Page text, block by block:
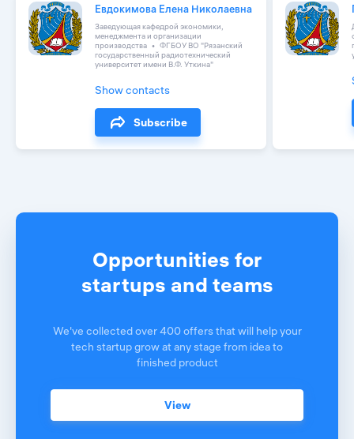
Евдокимова Елена Николаевна
Заведующая кафедрой экономики,
менеджмента и организации
производства
ФГБОУ ВО "Рязанский
государственный радиотехнический
университет имени В.Ф. Уткина"
Show contacts
Subscribe
Opportunities for
startups and teams
We've collected over 400 offers that will help your
tech startup grow at any stage from idea to
finished product
View